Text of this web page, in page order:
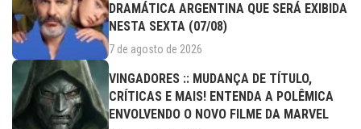
DRAMÁTICA ARGENTINA QUE SERÁ EXIBIDA
NESTA SEXTA (07/08)
7 de agosto de 2026
VINGADORES :: MUDANÇA DE TÍTULO,
CRÍTICAS E MAIS! ENTENDA A POLÊMICA
ENVOLVENDO O NOVO FILME DA MARVEL